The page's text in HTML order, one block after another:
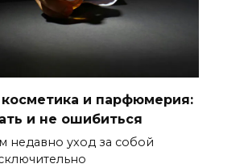
и парфюмерия:
и не ошибиться
недавно уход за собой